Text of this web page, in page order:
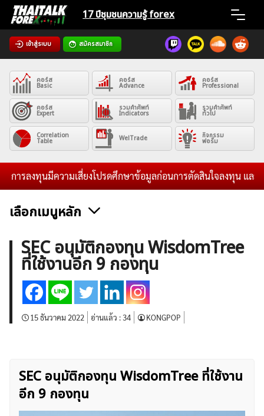
Skip
content
17 ปีชุมชนความรู้ forex
เข้าสู่ระบบ สมัครสมาชิก
Home
News
Articles
VPS Register
ค้นหา
สำหรับ:
คอร์ส
Basic
คอร์ส
Advance
คอร์ส
Professional
คอร์ส
Expert
รวมคำศัพท์
Indicators
รวมคำศัพท์
ทั่วไป
Correlation
Table WelTrade กิจกรรม
ฟอรั่ม
ารลงทุนมีความเสี่ยงโปรดศึกษาข้อมูลก่อนการตัดสินใจลงทุน และไม่
เลือกเมนูหลัก
ข่าวฟอเร็กซ์และสกุลเงิน คริปโตเคอร์เรนซี
ฟรีซิกแนล รายวัน
บทวิเคราะห์
เศรษฐกิจทั่วไป ดัชนี-หุ้น
สินค้าโภคภัณฑ์
โบรกเกอร์ FX
โปรโมชั่น Forex
กองทุน Forex
ฟรี EA
SEC อนุมัติกองทุน WisdomTree
ที่ใช้งานอีก 9 กองทุน
15 ธันวาคม 2022 อ่านแล้ว :34 KONGPOP
SEC อนุมัติกองทุน WisdomTree ที่ใช้งาน
อีก 9 กองทุน